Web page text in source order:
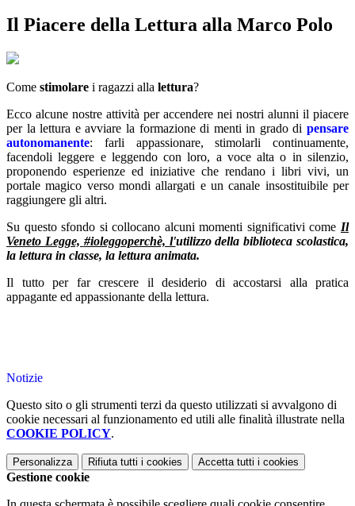
Il Piacere della Lettura alla Marco Polo
Come stimolare i ragazzi alla lettura?
Ecco alcune nostre attività per accendere nei nostri alunni il piacere
per la lettura e avviare la formazione di menti in grado di pensare
autonomanente: farli appassionare, stimolarli continuamente,
facendoli leggere e leggendo con loro, a voce alta o in silenzio,
proponendo esperienze ed iniziative che rendano i libri vivi, un
portale magico verso mondi allargati e un canale insostituibile per
raggiungere gli altri.
Su questo sfondo si collocano alcuni momenti significativi come Il
Veneto Legge, #ioleggoperchè, l'utilizzo della biblioteca scolastica,
la lettura in classe, la lettura animata.
Il tutto per far crescere il desiderio di accostarsi alla pratica
appagante ed appassionante della lettura.
Notizie
Questo sito o gli strumenti terzi da questo utilizzati si avvalgono di
cookie necessari al funzionamento ed utili alle finalità illustrate nella
COOKIE POLICY.
Personalizza Rifiuta tutti i cookies Accetta tutti i cookies
Gestione cookie